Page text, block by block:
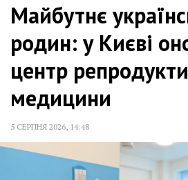
Майбутнє
родин: у Києві
центр
медицини
5 СЕРПНЯ 2026, 14:48